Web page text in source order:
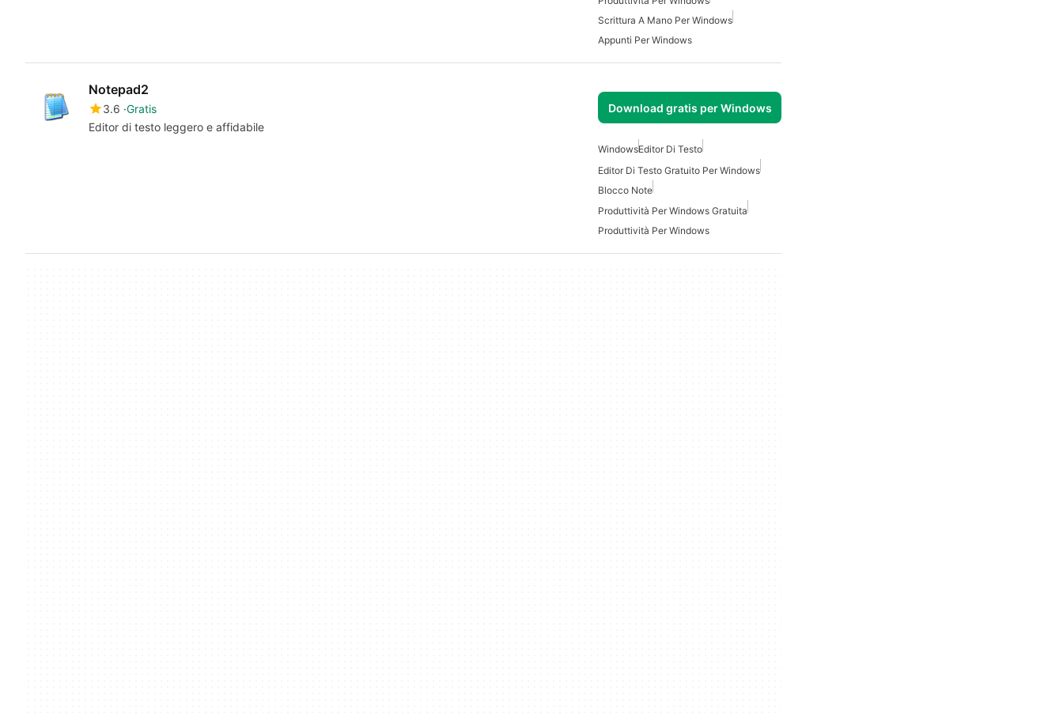
Scrittura A Mano Per Windows
Appunti Per Windows
Notepad2
3.6 Gratis
Editor di testo leggero e affidabile
Download gratis per Windows
WindowsEditor Di Testo
Editor Di Testo Gratuito Per Windows
Blocco Note
Produttività Per Windows Gratuita
Produttività Per Windows